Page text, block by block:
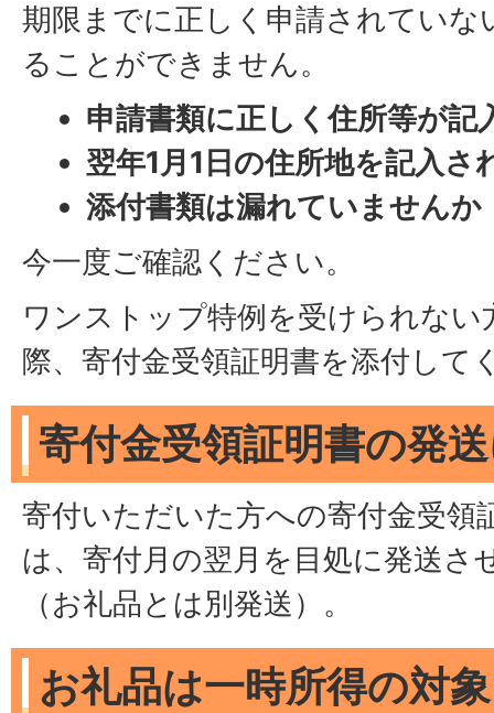
期限までに正しく申請されていな
ることができません。
申請書類に正しく住所等が記
翌年1月1日の住所地を記入さ
添付書類は漏れていませんか
今一度ご確認ください。
ワンストップ特例を受けられない
際、寄付金受領証明書を添付して
寄付金受領証明書の発
寄付いただいた方への寄付金受領
は、寄付月の翌月を目処に発送さ
（お礼品とは別発送）。
お礼品は一時所得の対